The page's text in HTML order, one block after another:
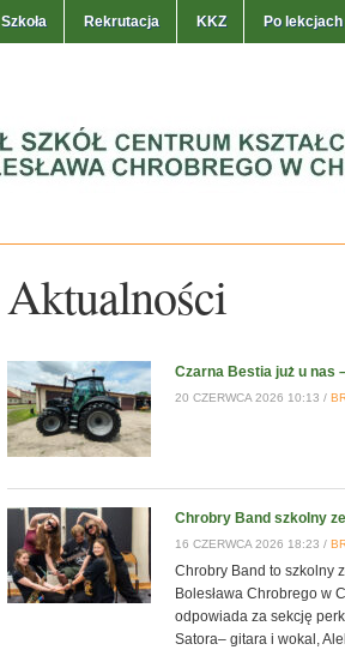
Szkoła Rekrutacja KKZ Po lekcjach
Aktualności
Czarna Bestia już u nas
20 CZERWCA 2026 10:13 /
Chrobry Band szkolny
16 CZERWCA 2026 18:23 /
Chrobry Band to szkolny
Bolesława Chrobrego w
odpowiada za sekcję
Satora– gitara i wokal,